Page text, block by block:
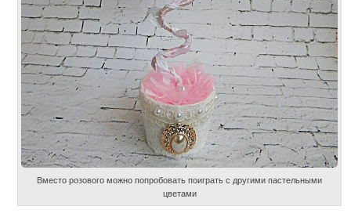
Вместо розового можно попробовать поиграть с другими пастельными
цветами